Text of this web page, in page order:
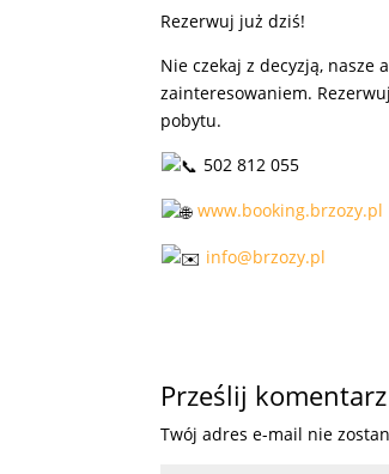
Rezerwuj już dziś!
Nie czekaj z decyzją, nasze
zainteresowaniem.
pobytu.
502 812 055
www.booking.brzozy.pl
info@brzozy.pl
Prześlij komentarz
Twój adres e-mail nie